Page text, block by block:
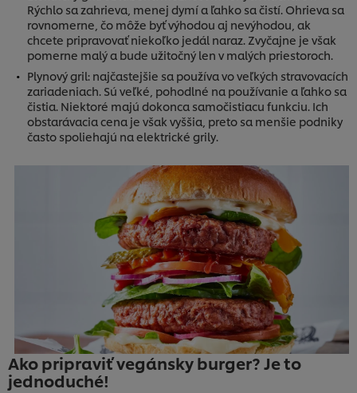
Rýchlo sa zahrieva, menej dymí a ľahko sa čistí. Ohrieva sa
rovnomerne, čo môže byť výhodou aj nevýhodou, ak
chcete pripravovať niekoľko jedál naraz. Zvyčajne je však
pomerne malý a bude užitočný len v malých priestoroch.
Plynový gril: najčastejšie sa používa vo veľkých stravovacích
zariadeniach. Sú veľké, pohodlné na používanie a ľahko sa
čistia. Niektoré majú dokonca samočistiacu funkciu. Ich
obstarávacia cena je však vyššia, preto sa menšie podniky
často spoliehajú na elektrické grily.
Ako pripraviť vegánsky burger? Je to
jednoduché!